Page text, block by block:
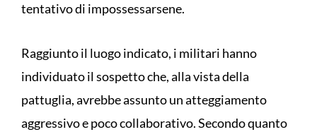
tentativo di impossessarsene.
Raggiunto il luogo indicato, i militari hanno
individuato il sospetto che, alla vista della
pattuglia, avrebbe assunto un atteggiamento
aggressivo e poco collaborativo. Secondo quanto